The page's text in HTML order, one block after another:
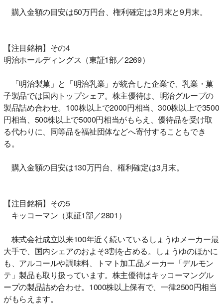
購入金額の目安は50万円台、権利確定は3月末と9月末。
【注目銘柄】その4
明治ホールディングス（東証1部／2269）
「明治製菓」と「明治乳業」が統合した企業で、乳業・菓
子製品では国内トップシェア。株主優待は、明治グループの
製品詰め合わせ。100株以上で2000円相当、300株以上で3500
円相当、500株以上で5000円相当がもらえ、優待品を受け取
る代わりに、同等品を福祉団体などへ寄付することもでき
る。
購入金額の目安は130万円台、権利確定は3月末。
【注目銘柄】その5
キッコーマン（東証1部／2801）
株式会社成立以来100年近く続いているしょうゆメーカー最
大手で、国内シェアのおよそ3割を占める。しょうゆのほかに
も、アルコールや調味料、トマト加工品メーカー「デルモン
テ」製品も取り扱っています。株主優待はキッコーマングル
ープの製品詰め合わせ。1000株以上保有で、一律2500円相当
がもらえます。